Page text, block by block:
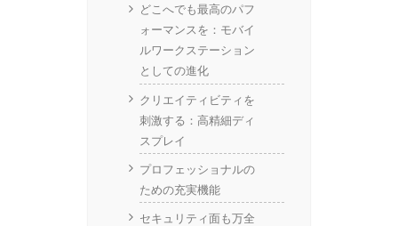
どこへでも最高のパフ
ォーマンスを：モバイ
ルワークステーション
としての進化
クリエイティビティを
刺激する：高精細ディ
スプレイ
プロフェッショナルの
ための充実機能
セキュリティ面も万全